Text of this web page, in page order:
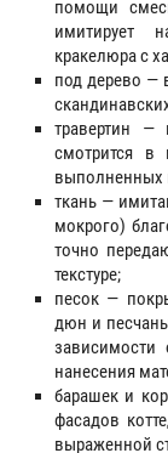
помощи
имитирует
кракелюра с
под дерево —
травертин —
смотрится в
выполненных
ткань —
мокрого)
точно
текстуре;
песок —
дюн и
зависимости
нанесения
барашек и
фасадов
выраженной